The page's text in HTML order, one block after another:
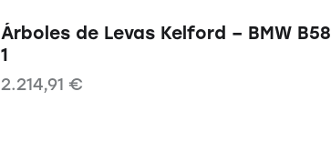
Árboles de Levas Kelford – BMW
1
2.214,91 €